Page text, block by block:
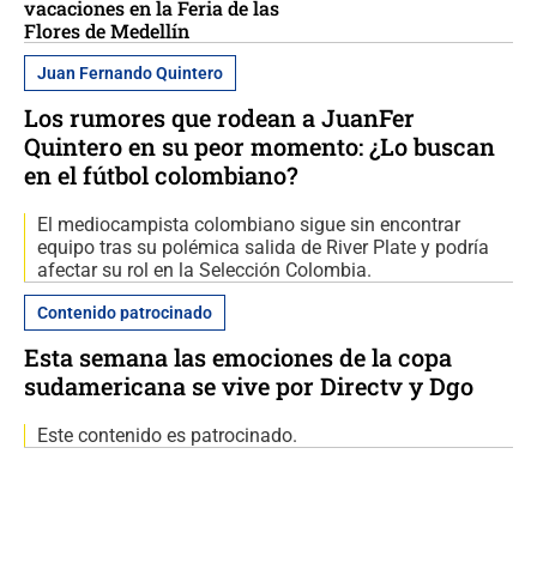
vacaciones en la Feria de las
Flores de Medellín
Juan Fernando Quintero
Los rumores que rodean a JuanFer
Quintero en su peor momento: ¿Lo buscan
en el fútbol colombiano?
El mediocampista colombiano sigue sin encontrar
equipo tras su polémica salida de River Plate y podría
afectar su rol en la Selección Colombia.
Contenido patrocinado
Esta semana las emociones de la copa
sudamericana se vive por Directv y Dgo
Este contenido es patrocinado.